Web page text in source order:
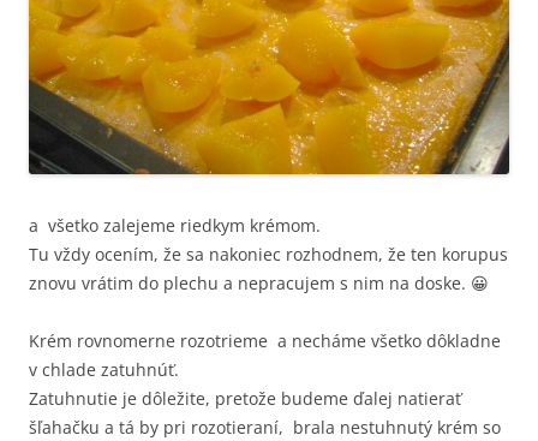
a všetko zalejeme riedkym krémom.
Tu vždy ocením, že sa nakoniec rozhodnem, že ten korupus
znovu vrátim do plechu a nepracujem s nim na doske. 😀
Krém rovnomerne rozotrieme a necháme všetko dôkladne
v chlade zatuhnúť.
Zatuhnutie je dôležite, pretože budeme ďalej natierať
šľahačku a tá by pri rozotieraní, brala nestuhnutý krém so